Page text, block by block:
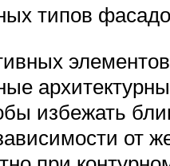
типов
избежать
от